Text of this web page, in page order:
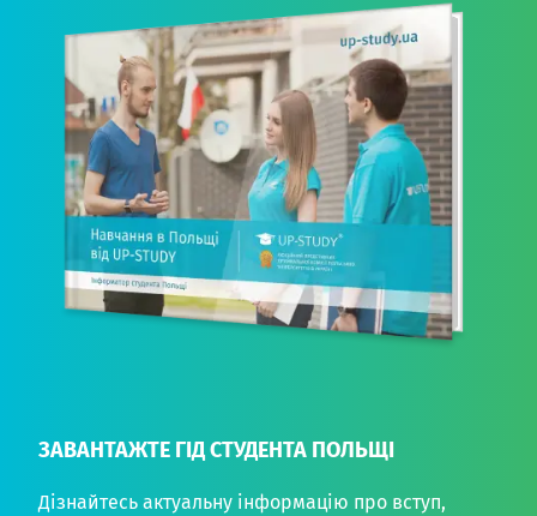
ЗАВАНТАЖТЕ ГІД СТУДЕНТА ПОЛЬЩІ
Дізнайтесь актуальну інформацію про вступ,